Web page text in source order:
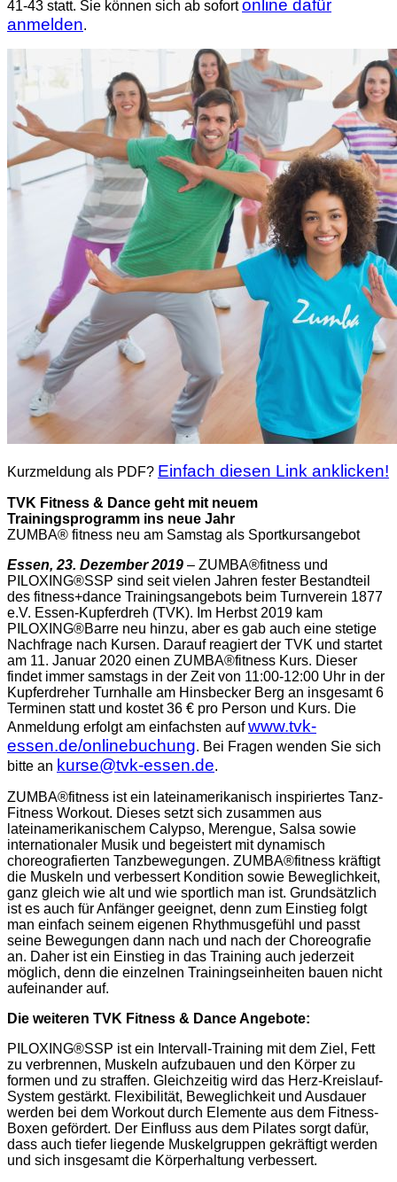
41-43 statt. Sie können sich ab sofortonline dafür
anmelden.
Kurzmeldung als PDF? Einfach diesen Link anklicken!
TVK Fitness & Dance geht mit neuem
Trainingsprogramm ins neue Jahr
ZUMBA® fitness neu am Samstag als Sportkursangebot
Essen, 23. Dezember 2019 – ZUMBA®fitness und
PILOXING®SSP sind seit vielen Jahren fester Bestandteil
des fitness+dance Trainingsangebots beim Turnverein 1877
e.V. Essen-Kupferdreh (TVK). Im Herbst 2019 kam
PILOXING®Barre neu hinzu, aber es gab auch eine stetige
Nachfrage nach Kursen. Darauf reagiert der TVK und startet
am 11. Januar 2020 einen ZUMBA®fitness Kurs. Dieser
findet immer samstags in der Zeit von 11:00-12:00 Uhr in der
Kupferdreher Turnhalle am Hinsbecker Berg an insgesamt 6
Terminen statt und kostet 36 € pro Person und Kurs. Die
Anmeldung erfolgt am einfachsten aufwww.tvk-
essen.de/onlinebuchung. Bei Fragen wenden Sie sich
bitte an kurse@tvk-essen.de.
ZUMBA®fitness ist ein lateinamerikanisch inspiriertes Tanz-
Fitness Workout. Dieses setzt sich zusammen aus
lateinamerikanischem Calypso, Merengue, Salsa sowie
internationaler Musik und begeistert mit dynamisch
choreografierten Tanzbewegungen. ZUMBA®fitness kräftigt
die Muskeln und verbessert Kondition sowie Beweglichkeit,
ganz gleich wie alt und wie sportlich man ist. Grundsätzlich
ist es auch für Anfänger geeignet, denn zum Einstieg folgt
man einfach seinem eigenen Rhythmusgefühl und passt
seine Bewegungen dann nach und nach der Choreografie
an. Daher ist ein Einstieg in das Training auch jederzeit
möglich, denn die einzelnen Trainingseinheiten bauen nicht
aufeinander auf.
Die weiteren TVK Fitness & Dance Angebote:
PILOXING®SSP ist ein Intervall-Training mit dem Ziel, Fett
zu verbrennen, Muskeln aufzubauen und den Körper zu
formen und zu straffen. Gleichzeitig wird das Herz-Kreislauf-
System gestärkt. Flexibilität, Beweglichkeit und Ausdauer
werden bei dem Workout durch Elemente aus dem Fitness-
Boxen gefördert. Der Einfluss aus dem Pilates sorgt dafür,
dass auch tiefer liegende Muskelgruppen gekräftigt werden
und sich insgesamt die Körperhaltung verbessert.